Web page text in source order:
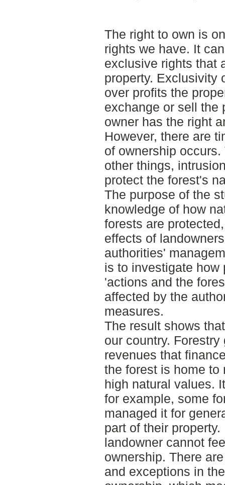
The right to own is
rights we have. It
exclusive rights that
property. Exclusivity
over profits the
exchange or sell the
owner has the right
However, there are
of ownership
other things,
protect the forest's
The purpose of the
knowledge of how
forests are
effects of
authorities'
is to investigate how
'actions and the
affected by the
measures.
The result shows
our country.
revenues that
the forest is home to
high natural values.
for example, some
managed it for
part of their
landowner cannot
ownership. There
and exceptions in